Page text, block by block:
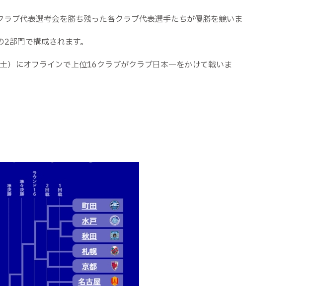
ブ代表選考会を勝ち残った各クラブ代表選手たちが優勝を競いま
門で構成されます。
にオフラインで上位16クラブがクラブ日本一をかけて戦いま